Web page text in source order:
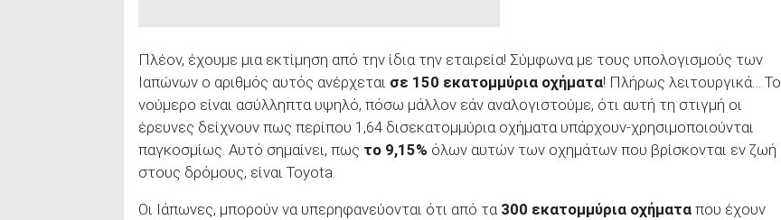
Πλέον, έχουμε μια εκτίμηση από την ίδια την εταιρεία! Σύμφωνα με τους υπολογισμούς των
Ιαπώνων ο αριθμός αυτός ανέρχεται σε 150 εκατομμύρια οχήματα! Πλήρως λειτουργικά… Το
νούμερο είναι ασύλληπτα υψηλό, πόσω μάλλον εάν αναλογιστούμε, ότι αυτή τη στιγμή οι
έρευνες δείχνουν πως περίπου 1,64 δισεκατομμύρια οχήματα υπάρχουν-χρησιμοποιούνται
παγκοσμίως. Αυτό σημαίνει, πως το 9,15% όλων αυτών των οχημάτων που βρίσκονται εν ζωή
στους δρόμους, είναι Toyota.
Οι Ιάπωνες, μπορούν να υπερηφανεύονται ότι από τα 300 εκατομμύρια οχήματα που έχουν